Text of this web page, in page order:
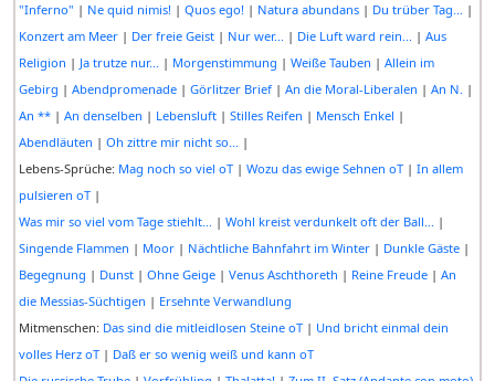
"Inferno" | Ne quid nimis! | Quos ego! | Natura abundans| Du trüber Tag... |
Konzert am Meer| Der freie Geist| Nur wer... | Die Luft ward rein... | Aus
Religion | Ja trutze nur... | Morgenstimmung | Weiße Tauben | Allein im
Gebirg | Abendpromenade| Görlitzer Brief| An die Moral-Liberalen | An N. |
An **| An denselben | Lebensluft| Stilles Reifen | Mensch Enkel |
Abendläuten | Oh zittre mir nicht so... |
Lebens-Sprüche: Mag noch so viel oT| Wozu das ewige Sehnen oT| In allem
pulsieren oT|
Was mir so viel vom Tage stiehlt... | Wohl kreist verdunkelt oft der Ball... |
Singende Flammen | Moor| Nächtliche Bahnfahrt im Winter| Dunkle Gäste|
Begegnung | Dunst| Ohne Geige| Venus Aschthoreth | Reine Freude| An
die Messias-Süchtigen | Ersehnte Verwandlung
Mitmenschen: Das sind die mitleidlosen Steine oT| Und bricht einmal dein
volles Herz oT| Daß er so wenig weiß und kann oT